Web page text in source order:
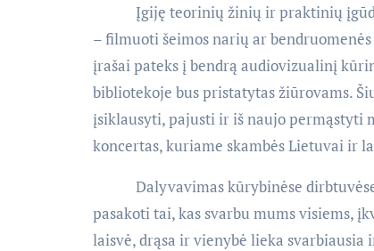
Įgiję teorinių žinių ir praktinių
– filmuoti šeimos narių ar
įrašai pateks į bendrą audiovizualinį
bibliotekoje bus pristatytas žiūrovams.
įsiklausyti, pajusti ir iš naujo permąstyti
koncertas, kuriame skambės Lietuvai ir
Dalyvavimas kūrybinėse dirbtuvėse
pasakoti tai, kas svarbu mums visiems,
laisvė, drąsa ir vienybė lieka